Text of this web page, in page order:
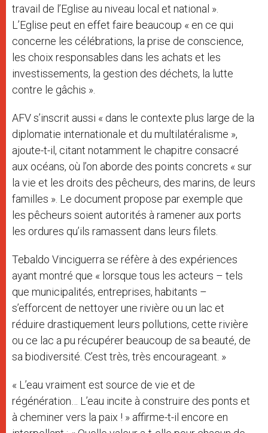
travail de l’Eglise au niveau local et national ».
L’Eglise peut en effet faire beaucoup « en ce qui
concerne les célébrations, la prise de conscience,
les choix responsables dans les achats et les
investissements, la gestion des déchets, la lutte
contre le gâchis ».
AFV s’inscrit aussi « dans le contexte plus large de la
diplomatie internationale et du multilatéralisme »,
ajoute-t-il, citant notamment le chapitre consacré
aux océans, où l’on aborde des points concrets « sur
la vie et les droits des pêcheurs, des marins, de leurs
familles ». Le document propose par exemple que
les pêcheurs soient autorités à ramener aux ports
les ordures qu’ils ramassent dans leurs filets.
Tebaldo Vinciguerra se réfère à des expériences
ayant montré que « lorsque tous les acteurs – tels
que municipalités, entreprises, habitants –
s’efforcent de nettoyer une rivière ou un lac et
réduire drastiquement leurs pollutions, cette rivière
ou ce lac a pu récupérer beaucoup de sa beauté, de
sa biodiversité. C’est très, très encourageant. »
« L’eau vraiment est source de vie et de
régénération… L’eau incite à construire des ponts et
à cheminer vers la paix ! » affirme-t-il encore en